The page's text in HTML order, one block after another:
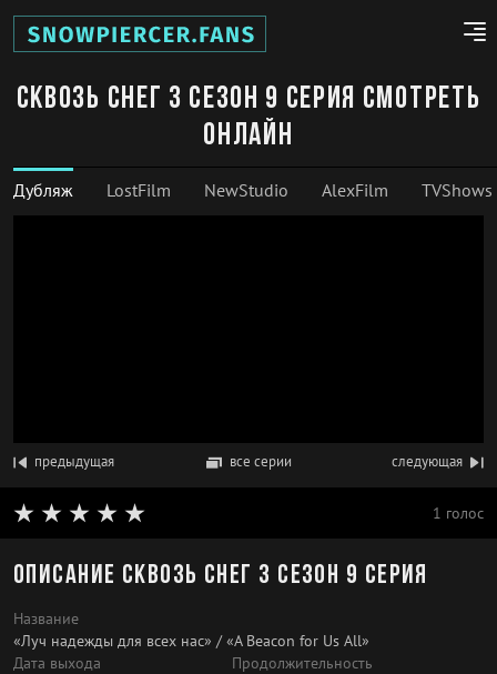
Сквозь снег 3 сезон 9 серия смотреть
онлайн
Дубляж LostFilm NewStudio AlexFilm TVShows
предыдущая все серии следующая
1 голос
Описание Сквозь снег 3 сезон 9 серия
Название
«Луч надежды для всех нас» / «A Beacon for Us All»
Дата выхода
Продолжительность